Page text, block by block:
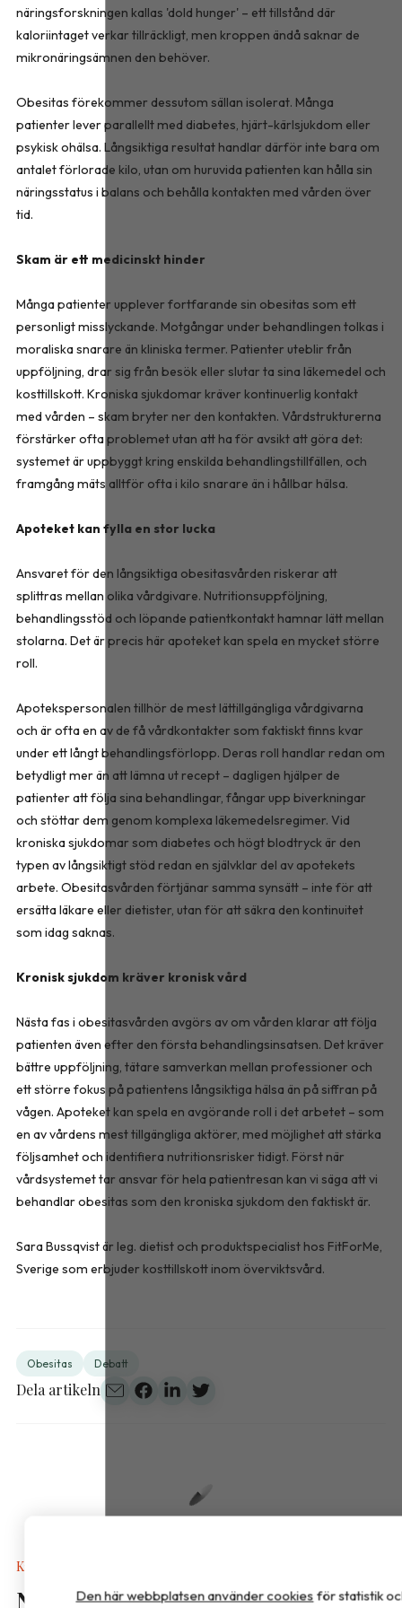
näringsforskningen kallas 'dold hunger' – ett tillstånd där
kaloriintaget verkar tillräckligt, men kroppen ändå saknar de
mikronäringsämnen den behöver.
Obesitas förekommer dessutom sällan isolerat. Många
patienter lever parallellt med diabetes, hjärt-kärlsjukdom eller
psykisk ohälsa. Långsiktiga resultat handlar därför inte bara om
antalet förlorade kilo, utan om huruvida patienten kan hålla sin
näringsstatus i balans och behålla kontakten med vården över
tid.
Skam är ett medicinskt hinder
Många patienter upplever fortfarande sin obesitas som ett
personligt misslyckande. Motgångar under behandlingen tolkas i
moraliska snarare än kliniska termer. Patienter uteblir från
uppföljning, drar sig från besök eller slutar ta sina läkemedel och
kosttillskott. Kroniska sjukdomar kräver kontinuerlig kontakt
med vården – skam bryter ner den kontakten. Vårdstrukturerna
förstärker ofta problemet utan att ha för avsikt att göra det:
systemet är uppbyggt kring enskilda behandlingstillfällen, och
framgång mäts alltför ofta i kilo snarare än i hållbar hälsa.
Apoteket kan fylla en stor lucka
Ansvaret för den långsiktiga obesitasvården riskerar att
splittras mellan olika vårdgivare. Nutritionsuppföljning,
behandlingsstöd och löpande patientkontakt hamnar lätt mellan
stolarna. Det är precis här apoteket kan spela en mycket större
roll.
Apotekspersonalen tillhör de mest lättillgängliga vårdgivarna
och är ofta en av de få vårdkontakter som faktiskt finns kvar
under ett långt behandlingsförlopp. Deras roll handlar redan om
betydligt mer än att lämna ut recept – dagligen hjälper de
patienter att följa sina behandlingar, fångar upp biverkningar
och stöttar dem genom komplexa läkemedelsregimer. Vid
kroniska sjukdomar som diabetes och högt blodtryck är den
typen av långsiktigt stöd redan en självklar del av apotekets
arbete. Obesitasvården förtjänar samma synsätt – inte för att
ersätta läkare eller dietister, utan för att säkra den kontinuitet
som idag saknas.
Kronisk sjukdom kräver kronisk vård
Nästa fas i obesitasvården avgörs av om vården klarar att följa
patienten även efter den första behandlingsinsatsen. Det kräver
bättre uppföljning, tätare samverkan mellan professioner och
ett större fokus på patientens långsiktiga hälsa än på siffran på
vågen. Apoteket kan spela en avgörande roll i det arbetet – som
en av vårdens mest tillgängliga aktörer, med möjlighet att stärka
följsamhet och identifiera nutritionsrisker tidigt. Först när
vårdsystemet tar ansvar för hela patientresan kan vi säga att vi
behandlar obesitas som den kroniska sjukdom den faktiskt är.
Sara Bussqvist är leg. dietist och produktspecialist hos FitForMe,
Sverige som erbjuder kosttillskott inom överviktsvård.
Obesitas Debatt
Dela artikeln
Kalkyler & Verktyg
Nya näringsvärden i
Den här webbplatsen använder cookies för statistik